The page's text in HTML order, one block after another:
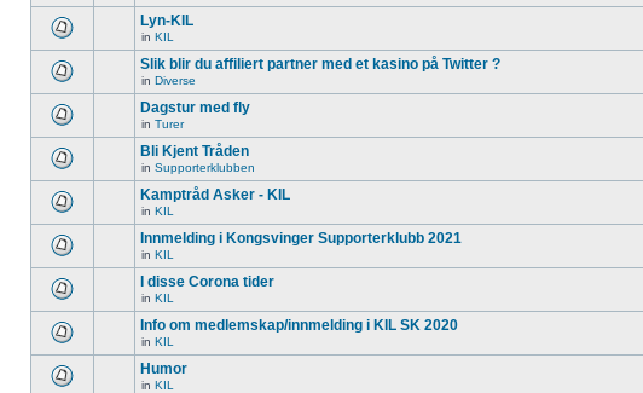
Lyn-KIL
in KIL
Slik blir du affiliert partner med et kasino på Twitter ?
in Diverse
Dagstur med fly
in Turer
Bli Kjent Tråden
in Supporterklubben
Kamptråd Asker - KIL
in KIL
Innmelding i Kongsvinger Supporterklubb 2021
in KIL
I disse Corona tider
in KIL
Info om medlemskap/innmelding i KIL SK 2020
in KIL
Humor
in KIL